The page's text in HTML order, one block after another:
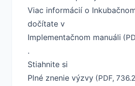
Viac informácií o
dočítate v
Implementačnom manuáli
.
Stiahnite si
Plné znenie výzvy (PDF,